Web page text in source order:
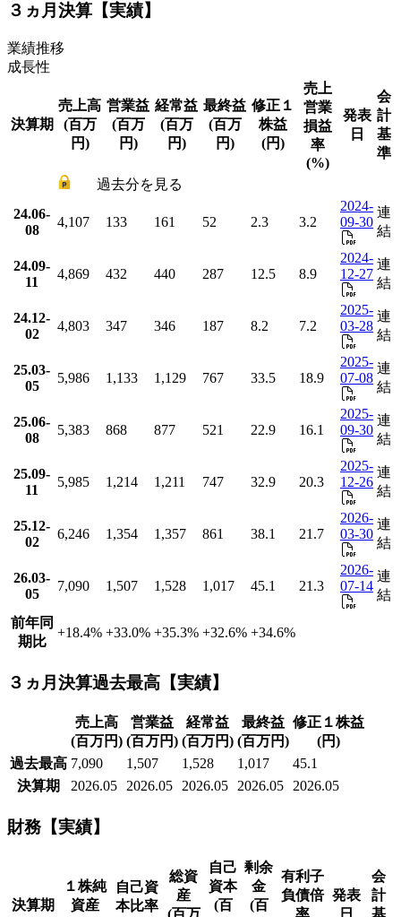
３ヵ月決算【実績】
業績推移
成長性
決算期
売上高
(百万
円)
営業益
(百万
円)
経常益
(百万
円)
最終益
(百万
円)
修正１
株益
(円)
売上
営業
損益
率
(%)
発表
日
会
計
基
準
過去分を見る
24.06-
08
4,107 133 161 52 2.3 3.2
2024-
09-30
連
結
24.09-
11
4,869 432 440 287 12.5 8.9
2024-
12-27
連
結
24.12-
02
4,803 347 346 187 8.2 7.2
2025-
03-28
連
結
25.03-
05
5,986 1,133 1,129 767 33.5 18.9
2025-
07-08
連
結
25.06-
08
5,383 868 877 521 22.9 16.1
2025-
09-30
連
結
25.09-
11
5,985 1,214 1,211 747 32.9 20.3
2025-
12-26
連
結
25.12-
02
6,246 1,354 1,357 861 38.1 21.7
2026-
03-30
連
結
26.03-
05
7,090 1,507 1,528 1,017 45.1 21.3
2026-
07-14
連
結
前年同
期比
+18.4% +33.0% +35.3% +32.6% +34.6%
３ヵ月決算過去最高【実績】
売上高
(百万円)
営業益
(百万円)
経常益
(百万円)
最終益
(百万円)
修正１株益
(円)
過去最高 7,090 1,507 1,528 1,017
45.1
決算期
2026.05 2026.05 2026.05 2026.05 2026.05
財務【実績】
決算期
１株純
資産
自己資
本比率
総資
産
(百万
自己
資本
(百
剰余
金
(百
有利子
負債倍
率
発表
日
会
計
基